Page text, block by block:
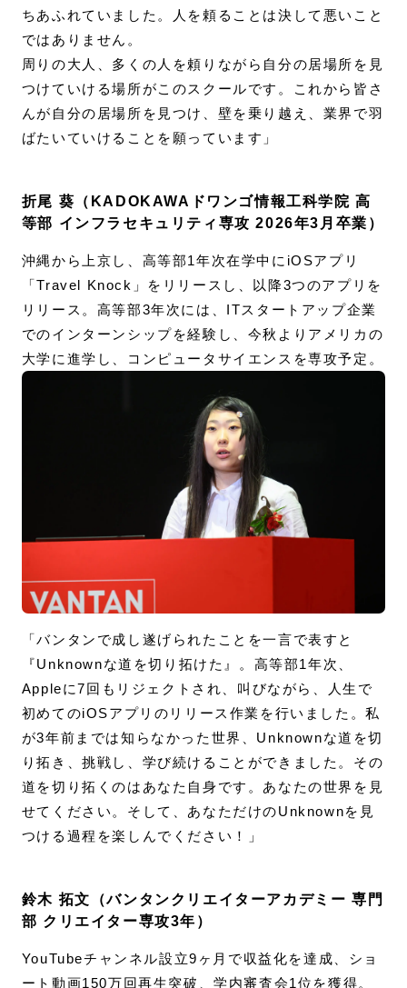
ちあふれていました。人を頼ることは決して悪いこと
ではありません。
周りの大人、多くの人を頼りながら自分の居場所を見
つけていける場所がこのスクールです。これから皆さ
んが自分の居場所を見つけ、壁を乗り越え、業界で羽
ばたいていけることを願っています」
折尾 葵（KADOKAWAドワンゴ情報工科学院 高
等部 インフラセキュリティ専攻 2026年3月卒業）
沖縄から上京し、高等部1年次在学中にiOSアプリ
「Travel Knock」をリリースし、以降3つのアプリを
リリース。高等部3年次には、ITスタートアップ企業
でのインターンシップを経験し、今秋よりアメリカの
大学に進学し、コンピュータサイエンスを専攻予定。
「バンタンで成し遂げられたことを一言で表すと
『Unknownな道を切り拓けた』。高等部1年次、
Appleに7回もリジェクトされ、叫びながら、人生で
初めてのiOSアプリのリリース作業を行いました。私
が3年前までは知らなかった世界、Unknownな道を切
り拓き、挑戦し、学び続けることができました。その
道を切り拓くのはあなた自身です。あなたの世界を見
せてください。そして、あなただけのUnknownを見
つける過程を楽しんでください！」
鈴木 拓文（バンタンクリエイターアカデミー 専門
部 クリエイター専攻3年）
YouTubeチャンネル設立9ヶ月で収益化を達成、ショ
ート動画150万回再生突破、学内審査会1位を獲得。